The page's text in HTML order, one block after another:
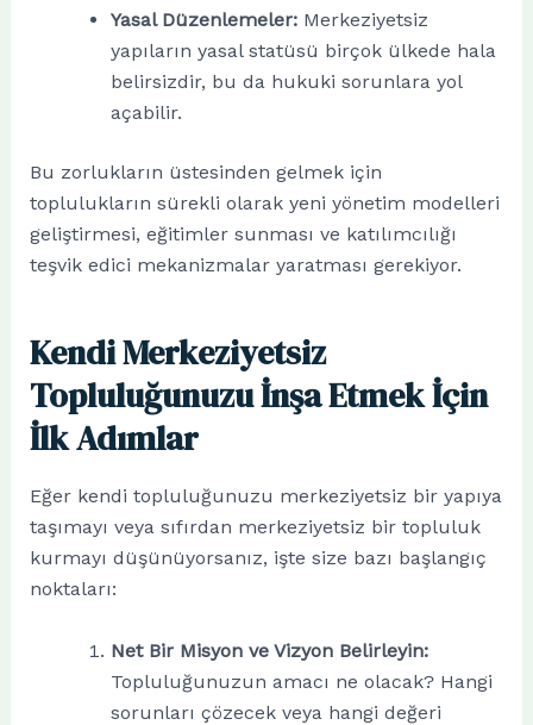
Yasal Düzenlemeler:Merkeziyetsiz
yapıların yasal statüsü birçok ülkede hala
belirsizdir, bu da hukuki sorunlara yol
açabilir.
Bu zorlukların üstesinden gelmek için
toplulukların sürekli olarak yeni yönetim modelleri
geliştirmesi, eğitimler sunması ve katılımcılığı
teşvik edici mekanizmalar yaratması gerekiyor.
Kendi Merkeziyetsiz
Topluluğunuzu İnşa Etmek İçin
İlk Adımlar
Eğer kendi topluluğunuzu merkeziyetsiz bir yapıya
taşımayı veya sıfırdan merkeziyetsiz bir topluluk
kurmayı düşünüyorsanız, işte size bazı başlangıç
noktaları:
Net Bir Misyon ve Vizyon Belirleyin:
Topluluğunuzun amacı ne olacak? Hangi
sorunları çözecek veya hangi değeri